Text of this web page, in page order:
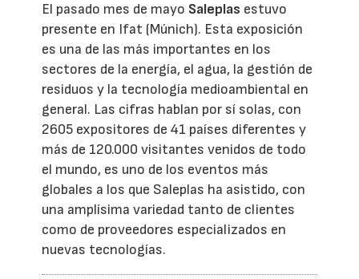
El pasado mes de mayo Saleplas estuvo
presente en Ifat (Múnich). Esta exposición
es una de las más importantes en los
sectores de la energía, el agua, la gestión de
residuos y la tecnología medioambiental en
general. Las cifras hablan por sí solas, con
2605 expositores de 41 países diferentes y
más de 120.000 visitantes venidos de todo
el mundo, es uno de los eventos más
globales a los que Saleplas ha asistido, con
una amplísima variedad tanto de clientes
como de proveedores especializados en
nuevas tecnologías.